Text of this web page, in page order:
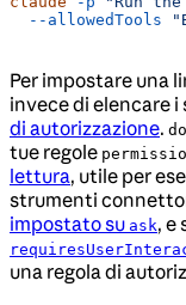
  --allowedTools
Per impostare una
invece di elencare
di autorizzazione.
tue regole
lettura, utile per
strumenti
impostato su ask, e
una regola di